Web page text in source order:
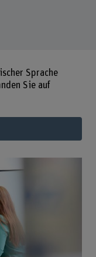
Sprache
Sie auf